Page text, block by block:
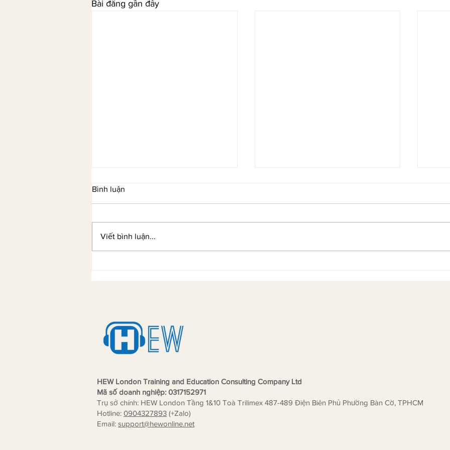
Bài đăng gần đây
Bình luận
Viết bình luận...
HEW London Training and Education Consulting Company Ltd
Mã số doanh nghiệp: 0317152971
Trụ sở chính: HEW London Tầng 1&10 Toà Trilimex 487-489 Điện Biên Phủ Phường Bàn Cờ, TPHCM
Hotline: 0904327893 (+Zalo)
Email: support@hewonline.net